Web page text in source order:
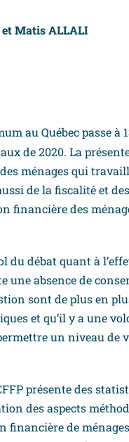
et Matis ALLALI
au Québec passe à
de 2020. La
ménages qui
de la fiscalité et
financière des
du débat quant à
une absence de
sont de plus en
et qu’il y a une
un niveau de
présente des
des aspects
de